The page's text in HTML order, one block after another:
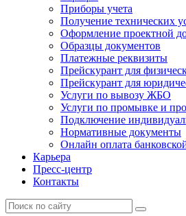
Приборы учета
Получение технических
Оформление проектной
Образцы документов
Платежные реквизиты
Прейскурант для
Прейскурант для
Услуги по вывозу ЖБО
Услуги по промывке и
Подключение
Нормативные документы
Онлайн оплата
Карьера
Пресс-центр
Контакты